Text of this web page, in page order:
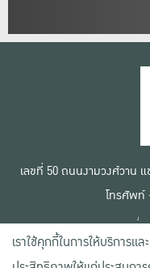
เลขที่ 50 ถนนงามวงศ์วาน
โทรศัพท์
เงื่อ
ข้อ
นโย
เราใช้คุกกี้ในการให้บริการแ